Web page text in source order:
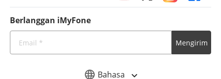
Bahasa
Berlanggan iMyFone
Mengirim